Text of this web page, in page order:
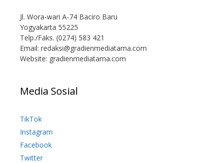
Jl. Wora-wari A-74 Baciro Baru
Yogyakarta 55225
Telp./Faks. (0274) 583 421
Email: redaksi@gradienmediatama.com
Website: gradienmediatama.com
Media Sosial
TikTok
Instagram
Facebook
Twitter